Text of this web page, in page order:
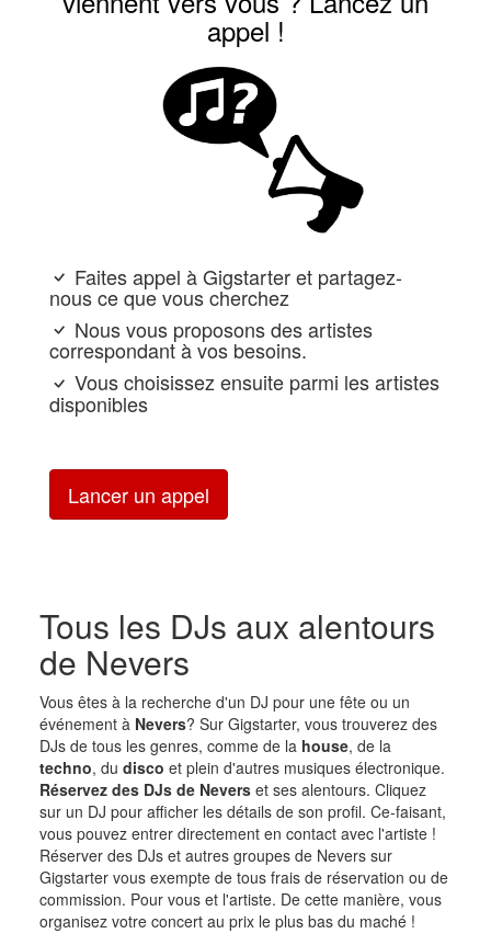
appel !
Faites appel à Gigstarter et partagez-
nous ce que vous cherchez
Nous vous proposons des artistes
correspondant à vos besoins.
Vous choisissez ensuite parmi les artistes
disponibles
Lancer un appel
Tous les DJs aux alentours
de Nevers
Vous êtes à la recherche d'un DJ pour une fête ou un
événement à Nevers? Sur Gigstarter, vous trouverez des
DJs de tous les genres, comme de la house, de la
techno, du disco et plein d'autres musiques électronique.
Réservez des DJs de Neverset ses alentours. Cliquez
sur un DJ pour afficher les détails de son profil. Ce-faisant,
vous pouvez entrer directement en contact avec l'artiste !
Réserver des DJs et autres groupes de Nevers sur
Gigstarter vous exempte de tous frais de réservation ou de
commission. Pour vous et l'artiste. De cette manière, vous
organisez votre concert au prix le plus bas du maché !